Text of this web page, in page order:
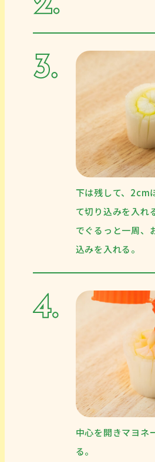
下は残して、2cm
て切り込みを入れ
でぐるっと一周、
込みを入れる。
中心を開きマヨネ
る。